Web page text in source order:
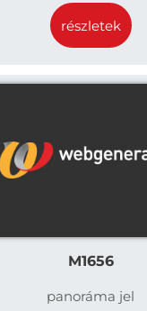
részletek
M1656
panoráma jel